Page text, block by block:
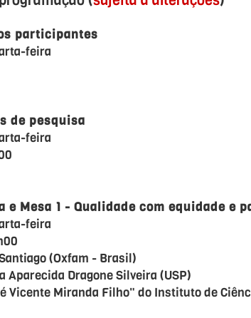
participantes
feira
de pesquisa
feira
e Mesa 1 - Qualidade com equidade
feira
(Oxfam - Brasil)
Aparecida Dragone Silveira (USP)
Vicente Miranda Filho" do Instituto de